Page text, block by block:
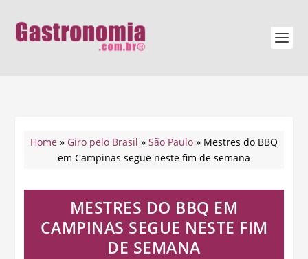
Home » Giro pelo Brasil » São Paulo » Mestres do BBQ
em Campinas segue neste fim de semana
MESTRES DO BBQ EM
CAMPINAS SEGUE NESTE FIM
DE SEMANA